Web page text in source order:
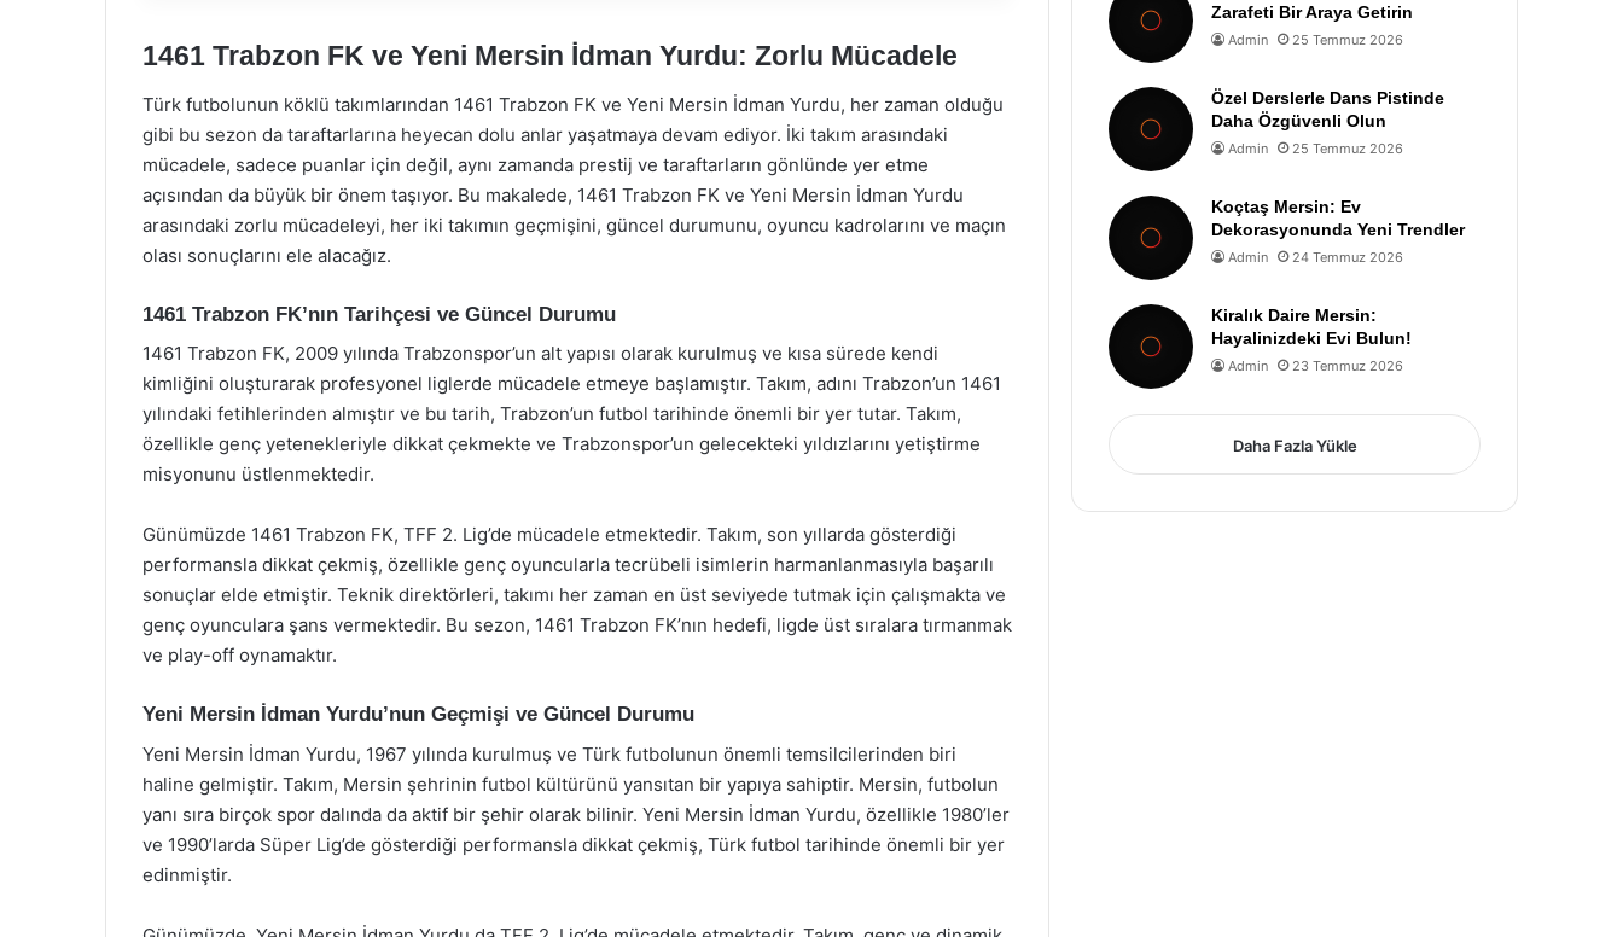
1461 Trabzon FK ve Yeni Mersin İdman Yurdu: Zorlu Mücadele
Türk futbolunun köklü takımlarından 1461 Trabzon FK ve Yeni Mersin İdman Yurdu, her zaman olduğu
gibi bu sezon da taraftarlarına heyecan dolu anlar yaşatmaya devam ediyor. İki takım arasındaki
mücadele, sadece puanlar için değil, aynı zamanda prestij ve taraftarların gönlünde yer etme
açısından da büyük bir önem taşıyor. Bu makalede, 1461 Trabzon FK ve Yeni Mersin İdman Yurdu
arasındaki zorlu mücadeleyi, her iki takımın geçmişini, güncel durumunu, oyuncu kadrolarını ve maçın
olası sonuçlarını ele alacağız.
1461 Trabzon FK’nın Tarihçesi ve Güncel Durumu
1461 Trabzon FK, 2009 yılında Trabzonspor’un alt yapısı olarak kurulmuş ve kısa sürede kendi
kimliğini oluşturarak profesyonel liglerde mücadele etmeye başlamıştır. Takım, adını Trabzon’un 1461
yılındaki fetihlerinden almıştır ve bu tarih, Trabzon’un futbol tarihinde önemli bir yer tutar. Takım,
özellikle genç yetenekleriyle dikkat çekmekte ve Trabzonspor’un gelecekteki yıldızlarını yetiştirme
misyonunu üstlenmektedir.
Günümüzde 1461 Trabzon FK, TFF 2. Lig’de mücadele etmektedir. Takım, son yıllarda gösterdiği
performansla dikkat çekmiş, özellikle genç oyuncularla tecrübeli isimlerin harmanlanmasıyla başarılı
sonuçlar elde etmiştir. Teknik direktörleri, takımı her zaman en üst seviyede tutmak için çalışmakta ve
genç oyunculara şans vermektedir. Bu sezon, 1461 Trabzon FK’nın hedefi, ligde üst sıralara tırmanmak
ve play-off oynamaktır.
Yeni Mersin İdman Yurdu’nun Geçmişi ve Güncel Durumu
Yeni Mersin İdman Yurdu, 1967 yılında kurulmuş ve Türk futbolunun önemli temsilcilerinden biri
haline gelmiştir. Takım, Mersin şehrinin futbol kültürünü yansıtan bir yapıya sahiptir. Mersin, futbolun
yanı sıra birçok spor dalında da aktif bir şehir olarak bilinir. Yeni Mersin İdman Yurdu, özellikle 1980’ler
ve 1990’larda Süper Lig’de gösterdiği performansla dikkat çekmiş, Türk futbol tarihinde önemli bir yer
edinmiştir.
Zarafeti Bir Araya Getirin
Admin 25 Temmuz 2026
Özel Derslerle Dans Pistinde
Daha Özgüvenli Olun
Admin 25 Temmuz 2026
Koçtaş Mersin: Ev
Dekorasyonunda Yeni Trendler
Admin 24 Temmuz 2026
Kiralık Daire Mersin:
Hayalinizdeki Evi Bulun!
Admin 23 Temmuz 2026
Daha Fazla Yükle